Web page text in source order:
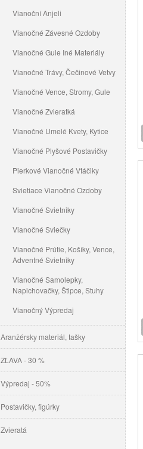
Vianoční Anjeli
Vianočné Závesné Ozdoby
Vianočné Gule Iné Materiály
Vianočné Trávy, Čečinové Vetvy
Vianočné Vence, Stromy, Gule
Vianočné Zvieratká
Vianočné Umelé Kvety, Kytice
Vianočné Plyšové Postavičky
Pierkové Vianočné Vtáčiky
Svietiace Vianočné Ozdoby
Vianočné Svietniky
Vianočné Sviečky
Vianočné Prútie, Košíky, Vence,
Adventné Svietniky
Vianočné Samolepky,
Napichovačky, Štipce, Stuhy
Vianočný Výpredaj
Aranžérsky materiál, tašky
ZĽAVA - 30 %
Výpredaj - 50%
Postavičky, figúrky
Zvieratá